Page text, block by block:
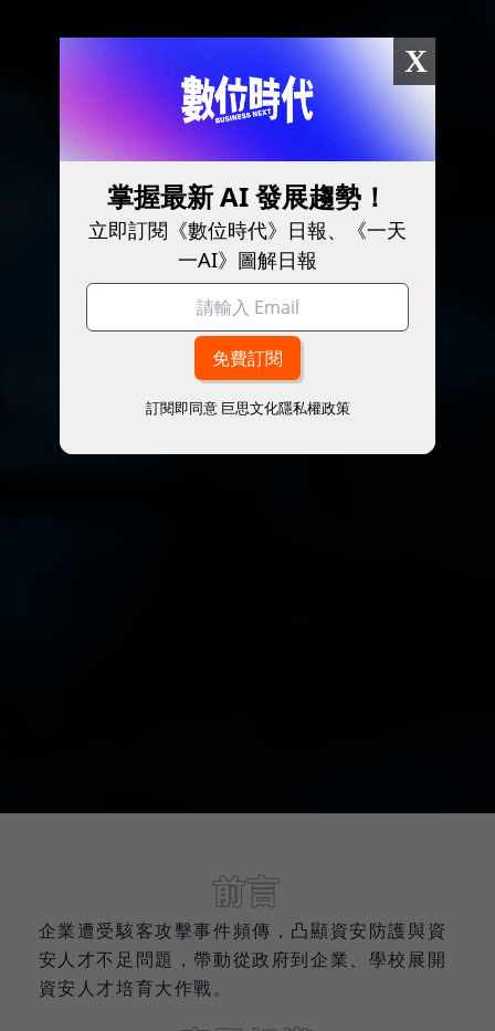
前言
企業遭受駭客攻擊事件頻傳，凸顯資安防護與資
安人才不足問題，帶動從政府到企業、學校展開
資安人才培育大作戰。
X
掌握最新 AI 發展趨勢！
立即訂閱《數位時代》日報、《一天
一AI》圖解日報
訂閱即同意 巨思文化隱私權政策